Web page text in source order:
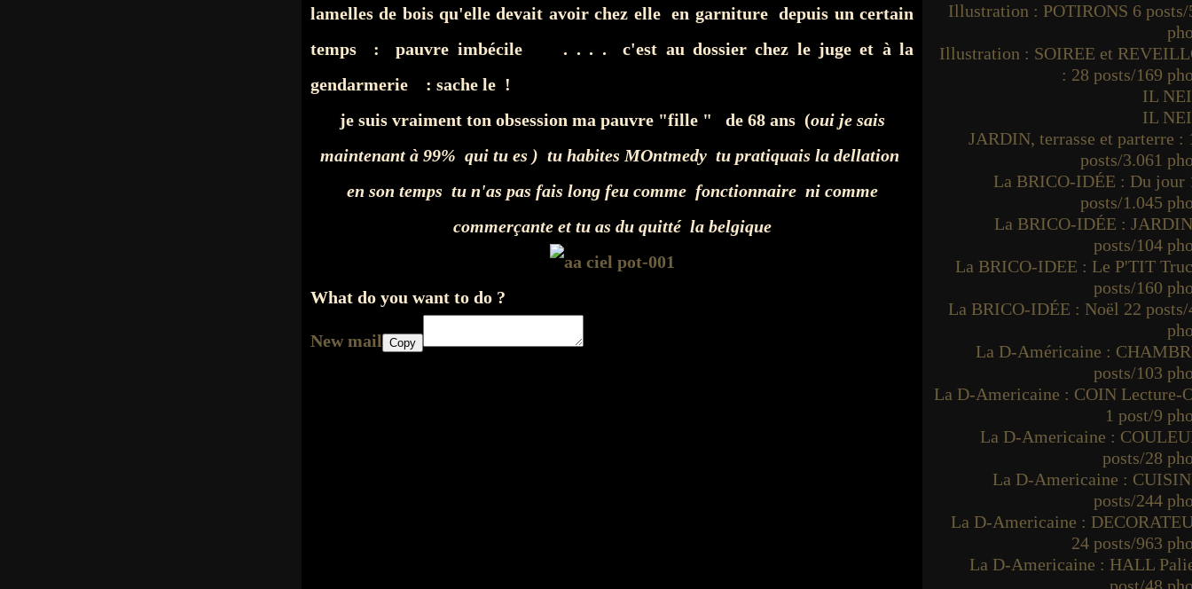
lamelles de bois qu'elle devait avoir chez elle en garniture depuis un certain
temps : pauvre imbécile . . . . c'est au dossier chez le juge et à la
gendarmerie : sache le !
je suis vraiment ton obsession ma pauvre "fille " de 68 ans (oui je sais
maintenant à 99% qui tu es ) tu habites MOntmedy tu pratiquais la dellation
en son temps tu n'as pas fais long feu comme fonctionnaire ni comme
commerçante et tu as du quitté la belgique
What do you want to do ?
New mail Copy
Illustration : POTIRONS 6 posts/
Illustration : SOIREE et
: 28 posts/169
IL
IL
JARDIN, terrasse et parterre :
posts/3.061
La BRICO-IDÉE : Du jour
posts/1.045
La BRICO-IDÉE :
posts/104
La BRICO-IDEE : Le P'TIT
posts/160
La BRICO-IDÉE : Noël 22 posts/
La D-Américaine :
posts/103
La D-Americaine : COIN Lecture-
1 post/9
La D-Americaine :
posts/28
La D-Americaine :
posts/244
La D-Americaine :
24 posts/963
La D-Americaine : HALL